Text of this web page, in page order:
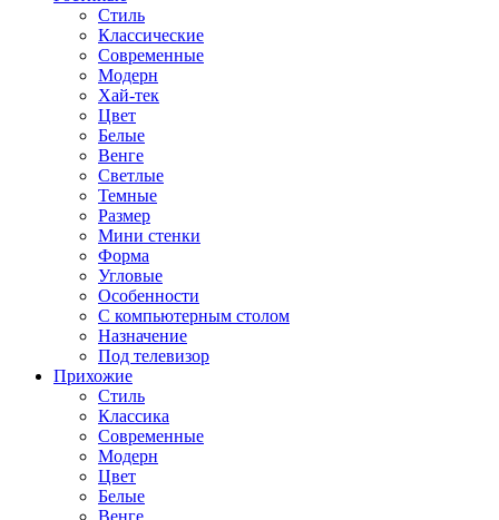
Стиль
Классические
Современные
Модерн
Хай-тек
Цвет
Белые
Венге
Светлые
Темные
Размер
Мини стенки
Форма
Угловые
Особенности
С компьютерным столом
Назначение
Под телевизор
Прихожие
Стиль
Классика
Современные
Модерн
Цвет
Белые
Венге